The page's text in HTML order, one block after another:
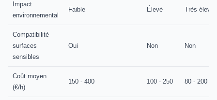
Impact
environnemental
Faible Élevé Très élevé
Compatibilité
surfaces
sensibles
Oui Non Non
Coût moyen
(€/h)
150 - 400 100 - 250 80 - 200